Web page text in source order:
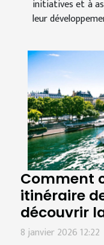
initiatives et à
leur
Comment
itinéraire
découvrir
8 janvier 2026 12:22